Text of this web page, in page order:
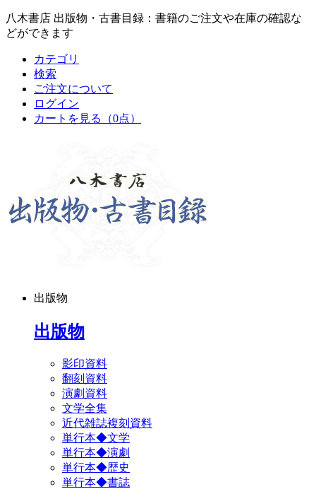
八木書店 出版物・古書目録：書籍のご注文や在庫の確認な
どができます
カテゴリ
検索
ご注文について
ログイン
カートを見る
（0点）
出版物
出版物
影印資料
翻刻資料
演劇資料
文学全集
近代雑誌複刻資料
単行本◆文学
単行本◆演劇
単行本◆歴史
単行本◆書誌